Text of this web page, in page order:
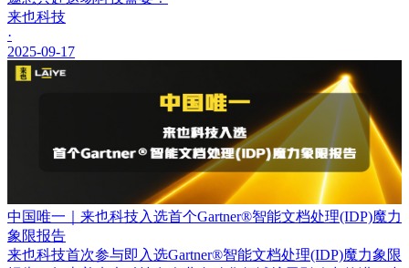
来也科技
·
2025-09-17
中国唯一｜来也科技入选首个Gartner®智能文档处理(IDP)魔力
象限报告
来也科技首次参与即入选Gartner®智能文档处理(IDP)魔力象限